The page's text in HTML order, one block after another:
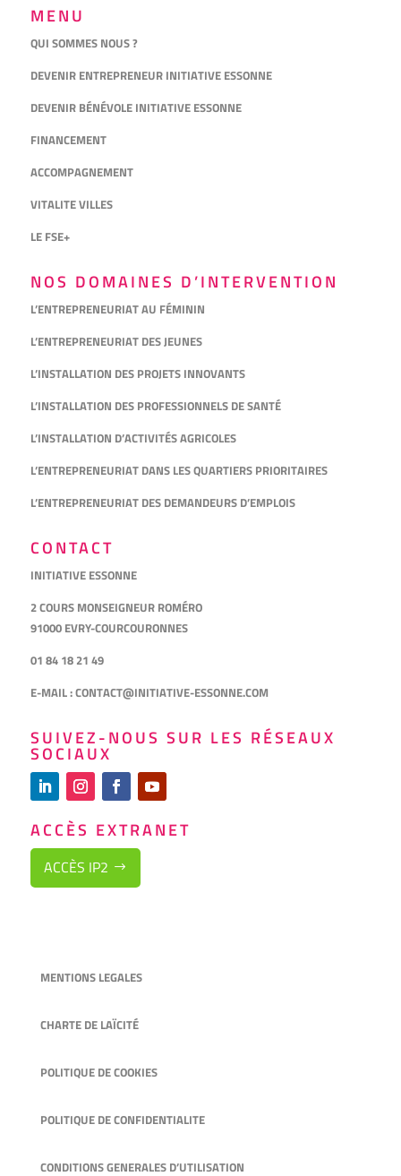
MENU
QUI SOMMES NOUS ?
DEVENIR ENTREPRENEUR INITIATIVE ESSONNE
DEVENIR BÉNÉVOLE INITIATIVE ESSONNE
FINANCEMENT
ACCOMPAGNEMENT
VITALITE VILLES
LE FSE+
NOS DOMAINES D’INTERVENTION
L’ENTREPRENEURIAT AU FÉMININ
L’ENTREPRENEURIAT DES JEUNES
L’INSTALLATION DES PROJETS INNOVANTS
L’INSTALLATION DES PROFESSIONNELS DE SANTÉ
L’INSTALLATION D’ACTIVITÉS AGRICOLES
L’ENTREPRENEURIAT DANS LES QUARTIERS PRIORITAIRES
L’ENTREPRENEURIAT DES DEMANDEURS D’EMPLOIS
CONTACT
INITIATIVE ESSONNE
2 COURS MONSEIGNEUR ROMÉRO
91000 EVRY-COURCOURONNES
01 84 18 21 49
E-MAIL :CONTACT@INITIATIVE-ESSONNE.COM
SUIVEZ-NOUS SUR LES RÉSEAUX
SOCIAUX
ACCÈS EXTRANET
ACCÈS IP2
MENTIONS LEGALES
CHARTE DE LAÏCITÉ
POLITIQUE DE COOKIES
POLITIQUE DE CONFIDENTIALITE
CONDITIONS GENERALES D’UTILISATION